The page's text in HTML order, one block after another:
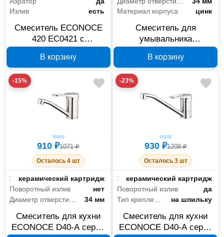
Излив
есть
Смеситель ECONOCE
420 EC0421 с
хром
В корзину
Материал корпуса
цинк
Смеситель для
умывальника
серия 420, вентильный
В корзину
-15%
910 ₽1071 ₽
Осталось 4 шт
Запорный клапанкерамический картридж
Поворотный излив
нет
34 мм
Смеситель для кухни
ECONOCE D40-A серия
-23%
930 ₽1208 ₽
Осталось 3 шт
Запорный клапанкерамический картридж
Поворотный излив
да
на шпильку
Смеситель для кухни
ECONOCE D40-A серия